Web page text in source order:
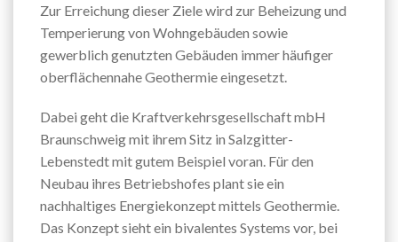
Zur Erreichung dieser Ziele wird zur Beheizung und
Temperierung von Wohngebäuden sowie
gewerblich genutzten Gebäuden immer häufiger
oberflächennahe Geothermie eingesetzt.
Dabei geht die Kraftverkehrsgesellschaft mbH
Braunschweig mit ihrem Sitz in Salzgitter-
Lebenstedt mit gutem Beispiel voran. Für den
Neubau ihres Betriebshofes plant sie ein
nachhaltiges Energiekonzept mittels Geothermie.
Das Konzept sieht ein bivalentes Systems vor, bei